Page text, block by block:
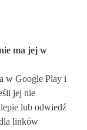
ma jej w
w Google Play i
jej nie
lub odwiedź
linków